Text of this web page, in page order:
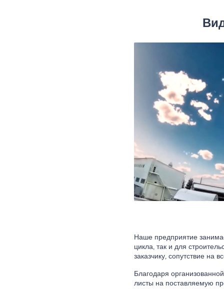
Наше предприятие
цикла, так и для
заказчику, сопутствие на
Благодаря
листы на поставляемую